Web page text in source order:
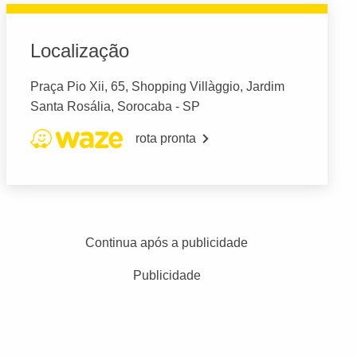
Localização
Praça Pio Xii, 65, Shopping Villàggio, Jardim
Santa Rosália, Sorocaba - SP
rota pronta
Continua após a publicidade
Publicidade